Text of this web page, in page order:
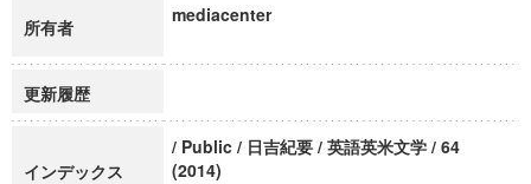
所有者
mediacenter
更新履歴
インデックス
/ Public / 日吉紀要 / 英語英米文学 / 64
(2014)